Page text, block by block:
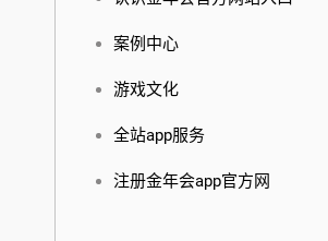
案例中心
游戏文化
全站app服务
注册金年会app官方网